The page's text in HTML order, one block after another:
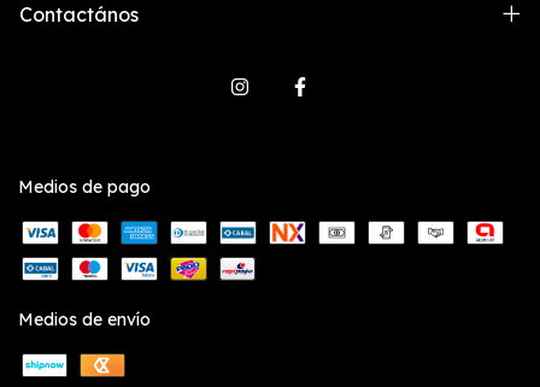
Contactános
Medios de pago
Medios de envío